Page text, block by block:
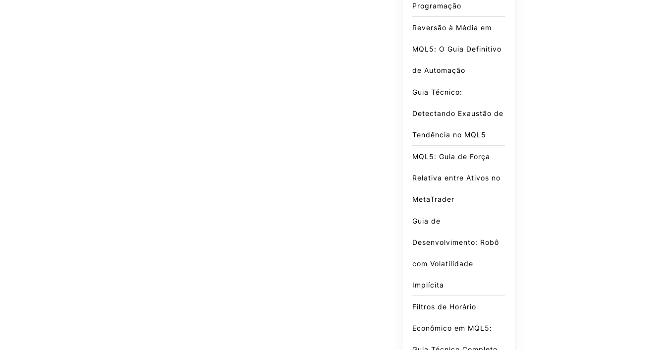
Programação
Reversão à Média em
MQL5: O Guia Definitivo
de Automação
Guia Técnico:
Detectando Exaustão de
Tendência no MQL5
MQL5: Guia de Força
Relativa entre Ativos no
MetaTrader
Guia de
Desenvolvimento: Robô
com Volatilidade
Implícita
Filtros de Horário
Econômico em MQL5: